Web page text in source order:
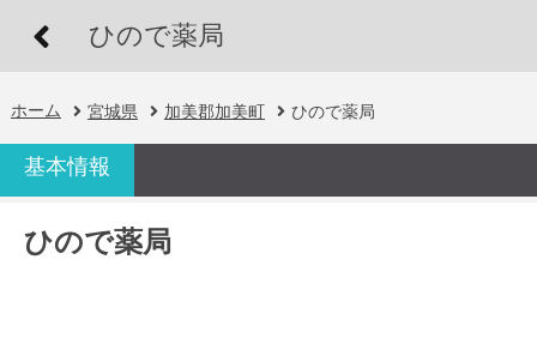
ひので薬局
ホーム 宮城県 加美郡加美町 ひので薬局
基本情報
ひので薬局